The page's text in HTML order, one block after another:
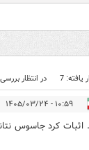
یافته: 7 در انتظار
۱۰:۵۹ - ۱۴۰۵/۰۳/۲۴
اثبات کرد جاسوس